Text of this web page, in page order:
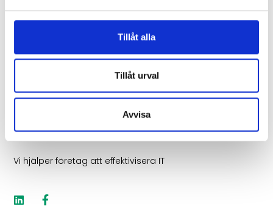
Tillåt alla
Tillåt urval
Avvisa
Vi hjälper företag att effektivisera IT